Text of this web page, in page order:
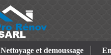
Nettoyage et demoussage